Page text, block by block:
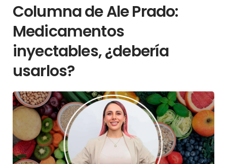
Columna de Ale Prado:
Medicamentos
inyectables, ¿debería
usarlos?